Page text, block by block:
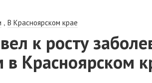
,В Красноярском крае
к росту
в Красноярском